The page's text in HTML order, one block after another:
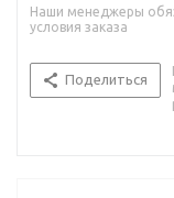
Наши менеджеры
условия заказа
Поделиться